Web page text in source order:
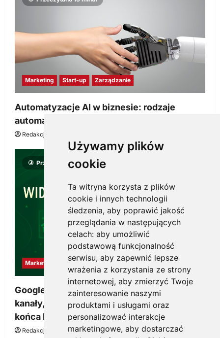
Używamy plików
cookie
Ta witryna korzysta z plików
cookie i innych technologii
śledzenia, aby poprawić jakość
przeglądania w następujących
celach: aby umożliwić
podstawową funkcjonalność
serwisu, aby zapewnić lepsze
wrażenia z korzystania ze strony
internetowej, aby zmierzyć Twoje
zainteresowanie naszymi
produktami i usługami oraz
personalizować interakcje
marketingowe, aby dostarczać
Marketing Start-up Zarządzanie
Automatyzacje AI w biznesie: rodzaje
automatyzacji i korzyści dla Twojej firmy
Redakcja KnowMore.pl
Przeczytano 8 minut
Marketing
Google Ads, SEO i analityka – jak połączyć
kanały, żeby reklama pracowała dłużej niż do
końca budżetu
Redakcja KnowMore.pl 20 marca, 2026 0